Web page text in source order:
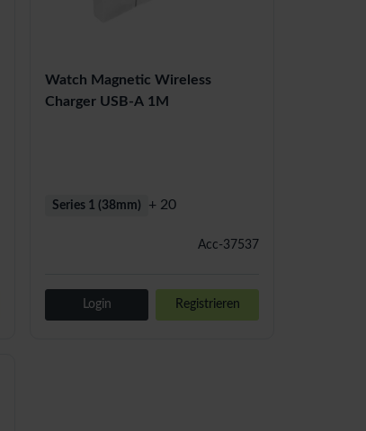
Watch Magnetic Wireless
Charger USB-A 1M
Acc-37537
Series 1 (38mm) + 20
Login Registrieren